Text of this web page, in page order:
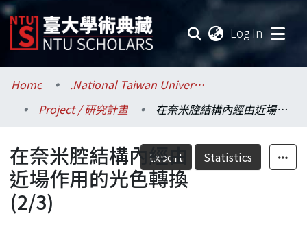
Log In
Communities & Collections
Research Outputs
Fundings & Projects
Researchers
Home
.National Taiwan University / 國立臺灣大學
Project / 研究計畫
在奈米腔結構內經由近場作用的光色轉換(2/3)
Export Statistics
在奈米腔結構內經由
近場作用的光色轉換
(2/3)